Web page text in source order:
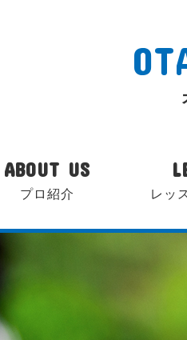
ABOUT US
プロ紹介 レッ